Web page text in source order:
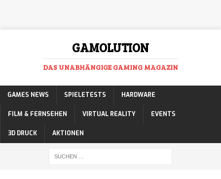
GAMOLUTION
DAS UNABHÄNGIGE GAMING MAGAZIN
GAMES NEWS SPIELETESTS HARDWARE
FILM & FERNSEHEN VIRTUAL REALITY EVENTS
3D DRUCK AKTIONEN